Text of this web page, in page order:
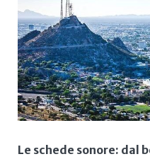
Le schede sonore: dal